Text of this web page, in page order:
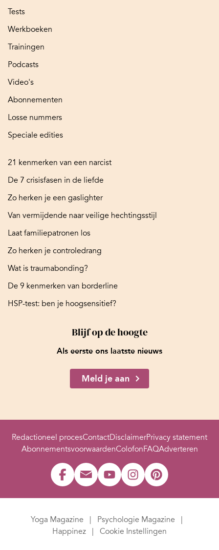
Tests
Werkboeken
Trainingen
Podcasts
Video's
Abonnementen
Losse nummers
Speciale edities
21 kenmerken van een narcist
De 7 crisisfasen in de liefde
Zo herken je een gaslighter
Van vermijdende naar veilige hechtingsstijl
Laat familiepatronen los
Zo herken je controledrang
Wat is traumabonding?
De 9 kenmerken van borderline
HSP-test: ben je hoogsensitief?
Blijf op de hoogte
Als eerste ons laatste nieuws
Meld je aan
Redactioneel procesContactDisclaimerPrivacy statement
AbonnementsvoorwaardenColofonFAQAdverteren
Yoga Magazine
Psychologie Magazine
Happinez
Cookie Instellingen